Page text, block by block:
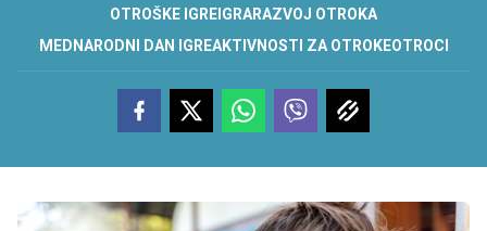
OTROŠKE IGRE IGRARAZVOJ OTROKA
MEDNARODNI DAN IGREAKTIVNOSTI ZA OTROKEOTROCI